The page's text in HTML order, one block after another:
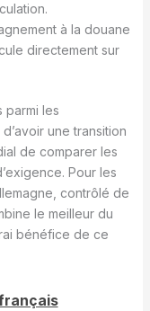
à la douane
directement sur
parmi les
une transition
de comparer les
Pour les
contrôlé de
le meilleur du
bénéfice de ce